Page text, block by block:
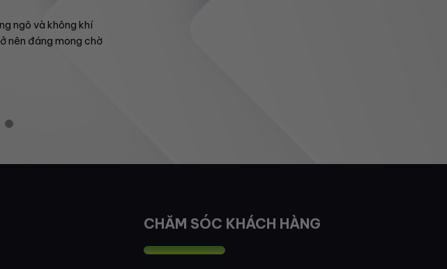
ngô và không khí
nên đáng mong chờ
CHĂM SÓC KHÁCH HÀNG